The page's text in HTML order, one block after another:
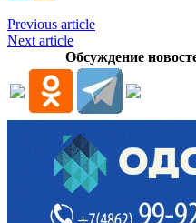
Previous article
Next article
Обсуждение